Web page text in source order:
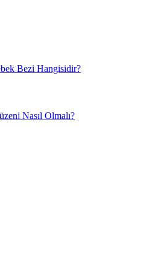
Bezi Hangisidir?
Nasıl Olmalı?